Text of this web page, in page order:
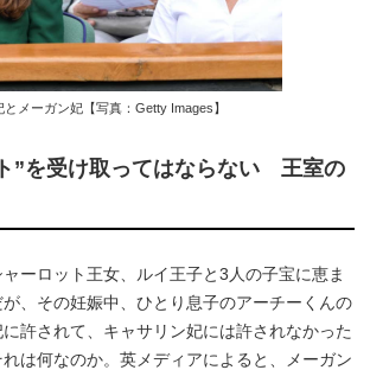
とメーガン妃【写真：Getty Images】
”を受け取ってはならない 王室の
ーロット王女、ルイ王子と3人の子宝に恵ま
、その妊娠中、ひとり息子のアーチーくんの
許されて、キャサリン妃には許されなかった
は何なのか。英メディアによると、メーガン